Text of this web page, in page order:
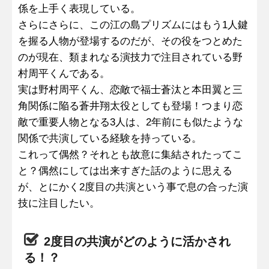
係を上手く表現している。
さらにさらに、この江の島プリズムにはもう1人鍵
を握る人物が登場するのだが、その役をつとめた
のが現在、類まれなる演技力で注目されている野
村周平くんである。
実は野村周平くん、恋敵で福士蒼汰と本田翼と三
角関係に陥る蒼井翔太役としても登場！つまり恋
敵で重要人物となる3人は、2年前にも似たような
関係で共演している経験を持っている。
これって偶然？それとも故意に集結されたってこ
と？偶然にしては出来すぎた話のように思える
が、とにかく2度目の共演という事で息の合った演
技に注目したい。
2度目の共演がどのように活かされ
る！？